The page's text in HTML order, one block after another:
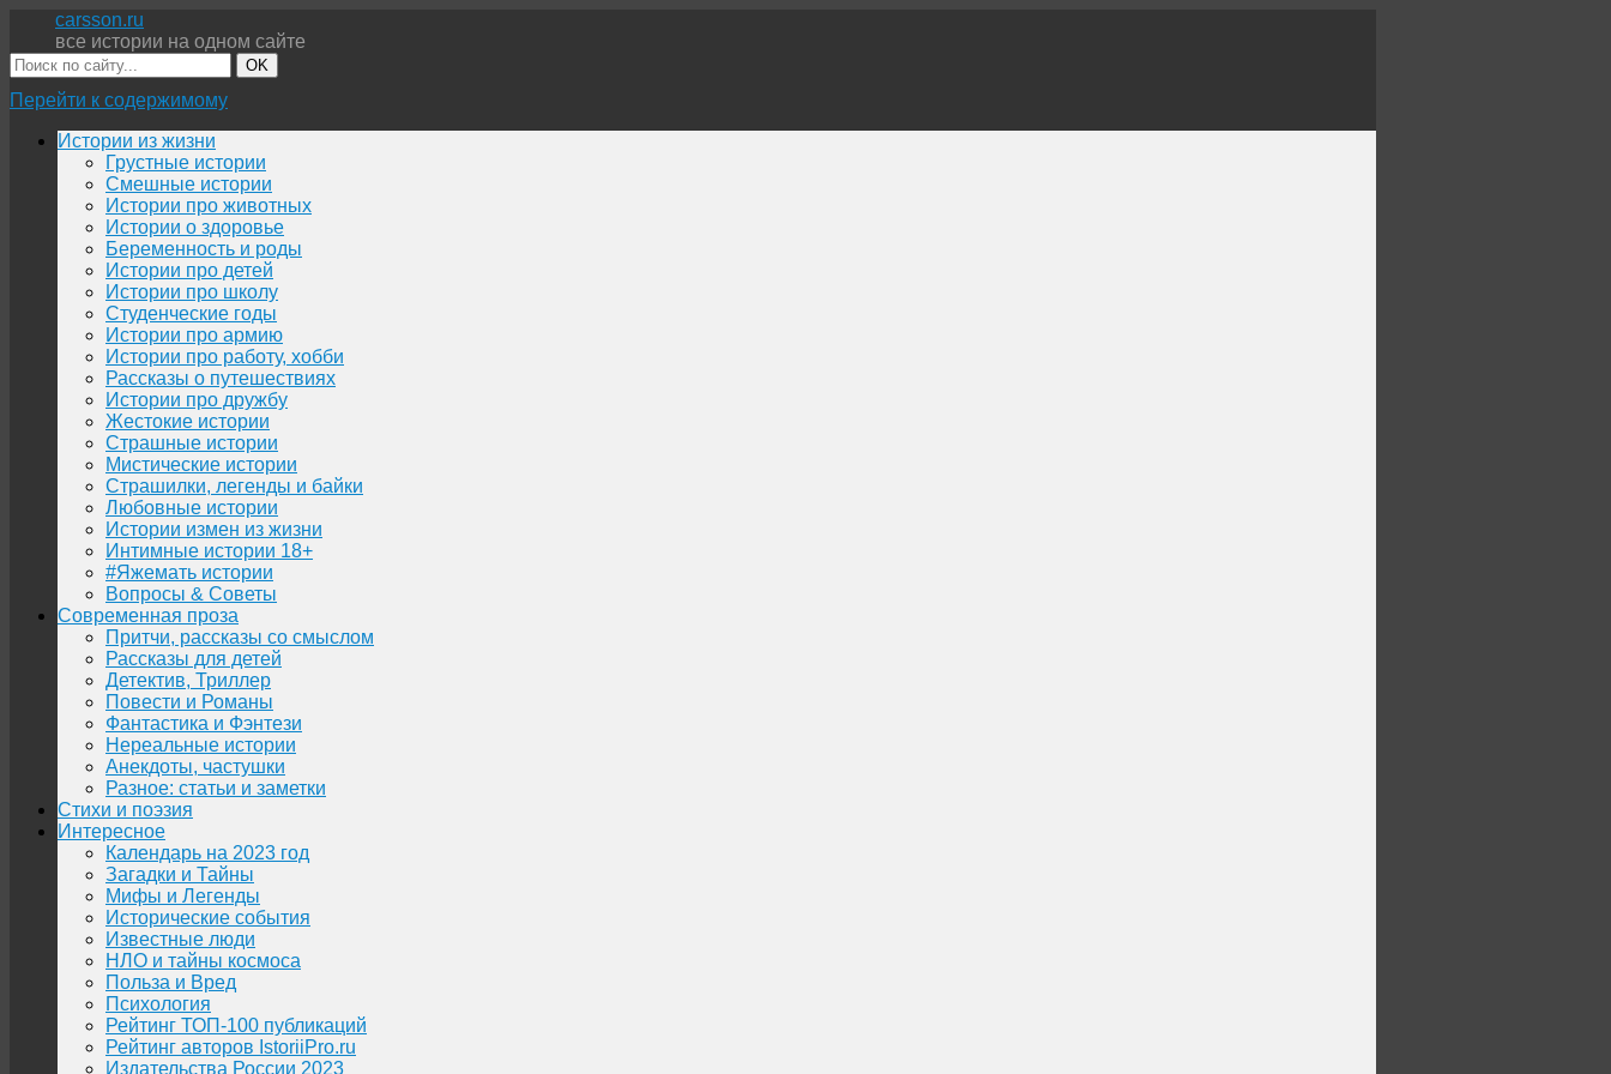
carsson.ru
все истории на одном сайте
OK
Перейти к содержимому
Истории из жизни
Грустные истории
Смешные истории
Истории про животных
Истории о здоровье
Беременность и роды
Истории про детей
Истории про школу
Студенческие годы
Истории про армию
Истории про работу, хобби
Рассказы о путешествиях
Истории про дружбу
Жестокие истории
Страшные истории
Мистические истории
Страшилки, легенды и байки
Любовные истории
Истории измен из жизни
Интимные истории 18+
#Яжемать истории
Вопросы & Советы
Современная проза
Притчи, рассказы со смыслом
Рассказы для детей
Детектив, Триллер
Повести и Романы
Фантастика и Фэнтези
Нереальные истории
Анекдоты, частушки
Разное: статьи и заметки
Стихи и поэзия
Интересное
Календарь на 2023 год
Загадки и Тайны
Мифы и Легенды
Исторические события
Известные люди
НЛО и тайны космоса
Польза и Вред
Психология
Рейтинг ТОП-100 публикаций
Рейтинг авторов IstoriiPro.ru
Издательства России 2023